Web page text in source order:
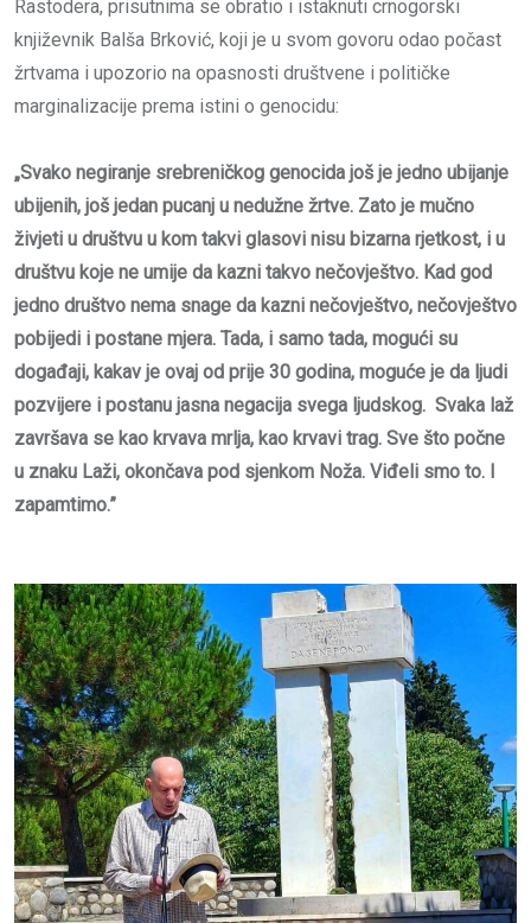
Rastodera, prisutnima se obratio i istaknuti crnogorski
književnik Balša Brković, koji je u svom govoru odao počast
žrtvama i upozorio na opasnosti društvene i političke
marginalizacije prema istini o genocidu:
„Svako negiranje srebreničkog genocida još je jedno ubijanje
ubijenih, još jedan pucanj u nedužne žrtve. Zato je mučno
živjeti u društvu u kom takvi glasovi nisu bizarna rjetkost, i u
društvu koje ne umije da kazni takvo nečovještvo. Kad god
jedno društvo nema snage da kazni nečovještvo, nečovještvo
pobijedi i postane mjera. Tada, i samo tada, mogući su
događaji, kakav je ovaj od prije 30 godina, moguće je da ljudi
pozvijere i postanu jasna negacija svega ljudskog. Svaka laž
završava se kao krvava mrlja, kao krvavi trag. Sve što počne
u znaku Laži, okončava pod sjenkom Noža. Viđeli smo to. I
zapamtimo.”